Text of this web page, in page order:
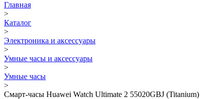
Главная
>
Каталог
>
Электроника и аксессуары
>
Умные часы и аксессуары
>
Умные часы
>
Смарт-часы Huawei Watch Ultimate 2 55020GBJ (Titanium)